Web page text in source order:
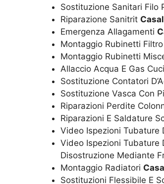
Sostituzione Sanitari Filo
Riparazione Sanitrit
Emergenza Allagamenti
Montaggio Rubinetti Filtro
Montaggio Rubinetti
Allaccio Acqua E Gas
Sostituzione Contatori
Sostituzione Vasca Con
Riparazioni Perdite
Riparazioni E Saldature
Video Ispezioni Tubature
Video Ispezioni Tubature
Disostruzione Mediante
Montaggio Radiatori
Sostituzioni Flessibile E